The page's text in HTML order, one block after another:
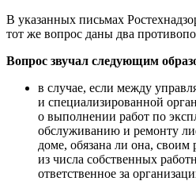
В указанных письмах
тот же вопрос даны два
Вопрос звучал следующим
в случае, если между
и специализированной
о выполнении работ по
обслуживанию и ремонту
доме, обязана ли она, своим
из числа собственных
ответственное за